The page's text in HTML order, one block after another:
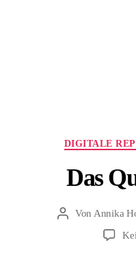
DIGITALE
Das
Beitragsautor
Von Annika